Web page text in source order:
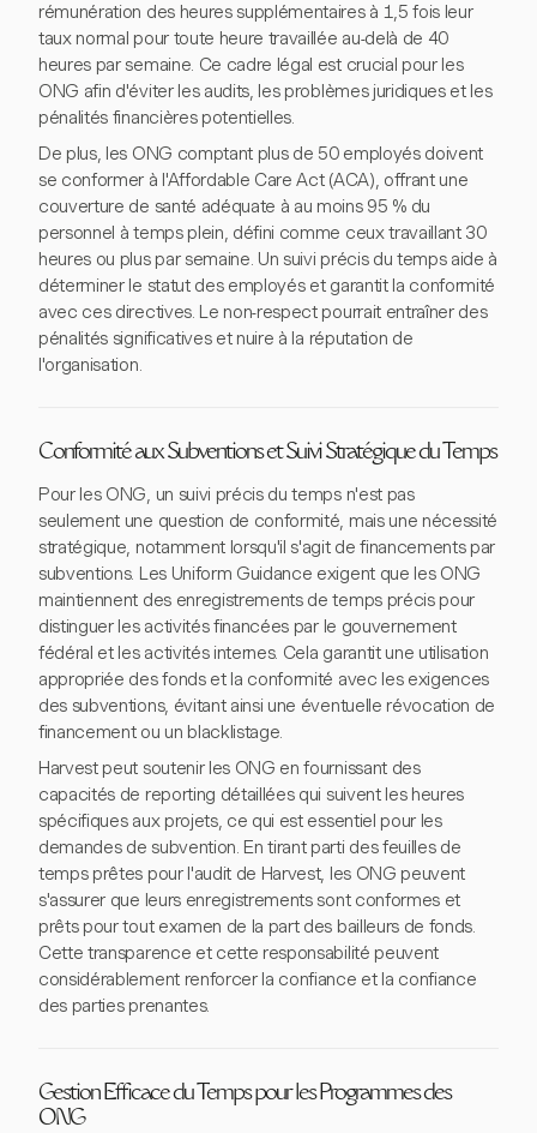
rémunération des heures supplémentaires à 1,5 fois leur
taux normal pour toute heure travaillée au-delà de 40
heures par semaine. Ce cadre légal est crucial pour les
ONG afin d'éviter les audits, les problèmes juridiques et les
pénalités financières potentielles.
De plus, les ONG comptant plus de 50 employés doivent
se conformer à l'Affordable Care Act (ACA), offrant une
couverture de santé adéquate à au moins 95 % du
personnel à temps plein, défini comme ceux travaillant 30
heures ou plus par semaine. Un suivi précis du temps aide à
déterminer le statut des employés et garantit la conformité
avec ces directives. Le non-respect pourrait entraîner des
pénalités significatives et nuire à la réputation de
l'organisation.
Conformité aux Subventions et Suivi Stratégique du Temps
Pour les ONG, un suivi précis du temps n'est pas
seulement une question de conformité, mais une nécessité
stratégique, notamment lorsqu'il s'agit de financements par
subventions. Les Uniform Guidance exigent que les ONG
maintiennent des enregistrements de temps précis pour
distinguer les activités financées par le gouvernement
fédéral et les activités internes. Cela garantit une utilisation
appropriée des fonds et la conformité avec les exigences
des subventions, évitant ainsi une éventuelle révocation de
financement ou un blacklistage.
Harvest peut soutenir les ONG en fournissant des
capacités de reporting détaillées qui suivent les heures
spécifiques aux projets, ce qui est essentiel pour les
demandes de subvention. En tirant parti des feuilles de
temps prêtes pour l'audit de Harvest, les ONG peuvent
s'assurer que leurs enregistrements sont conformes et
prêts pour tout examen de la part des bailleurs de fonds.
Cette transparence et cette responsabilité peuvent
considérablement renforcer la confiance et la confiance
des parties prenantes.
Gestion Efficace du Temps pour les Programmes des
ONG